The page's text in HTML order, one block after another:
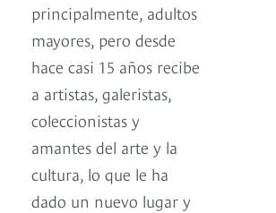
principalmente, adultos
mayores, pero desde
hace casi 15 años recibe
a artistas, galeristas,
coleccionistas y
amantes del arte y la
cultura, lo que le ha
dado un nuevo lugar y